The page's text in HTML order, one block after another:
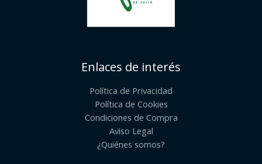
Enlaces de interés
Política de Privacidad
Política de Cookies
Condiciones de Compra
Aviso Legal
¿Quiénes somos?​